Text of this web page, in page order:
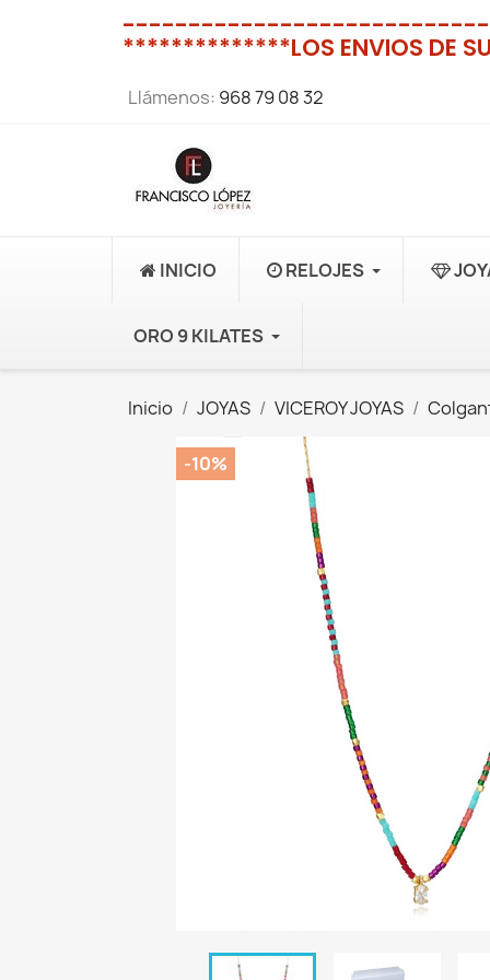
----------------------------
**************LOS ENVIOS DE
Llámenos: 968 79 08 32
INICIO RELOJES
ORO 9 KILATES
Inicio JOYAS VICEROY JOYAS
-10%